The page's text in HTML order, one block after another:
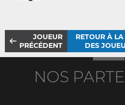
JOUEUR
PRÉCÉDENT
RETOUR À
DES
NOS